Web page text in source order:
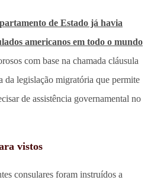
de Estado já havia
americanos em todo o mundo
com base na chamada cláusula
legislação migratória que permite
de assistência governamental no
vistos
consulares foram instruídos a